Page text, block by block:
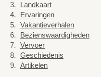
Landkaart
Ervaringen
Vakantieverhalen
Bezienswaardigheden
Vervoer
Geschiedenis
Artikelen